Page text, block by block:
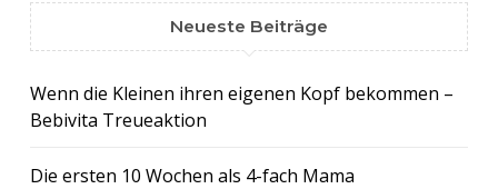
Neueste Beiträge
Wenn die Kleinen ihren eigenen Kopf bekommen –
Bebivita Treueaktion
Die ersten 10 Wochen als 4-fach Mama